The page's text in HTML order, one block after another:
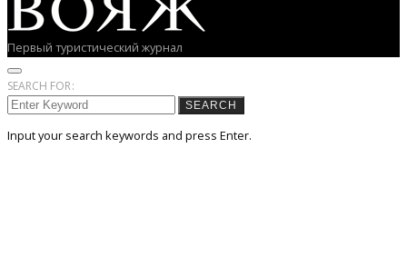
Первый туристический журнал
SEARCH FOR:
SEARCH
Input your search keywords and press Enter.